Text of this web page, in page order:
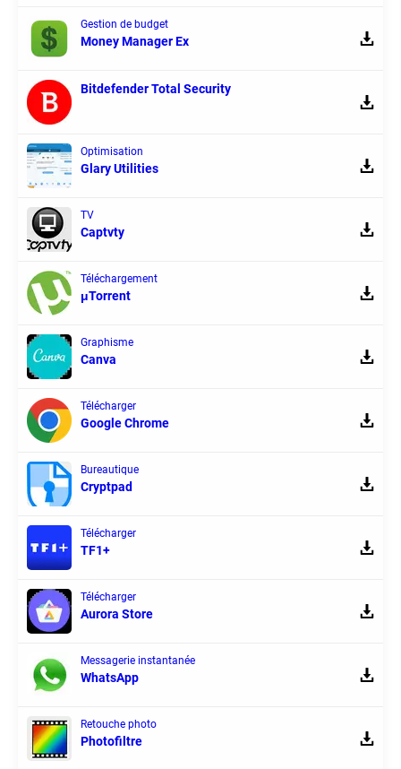
Gestion de budget
Money Manager Ex
Bitdefender Total Security
Optimisation
Glary Utilities
TV
Captvty
Téléchargement
μTorrent
Graphisme
Canva
Télécharger
Google Chrome
Bureautique
Cryptpad
Télécharger
TF1+
Télécharger
Aurora Store
Messagerie instantanée
WhatsApp
Retouche photo
Photofiltre